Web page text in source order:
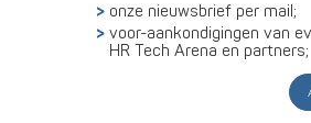
onze nieuwsbrief per mail;
voor-aankondigingen van
HR Tech Arena en partners;